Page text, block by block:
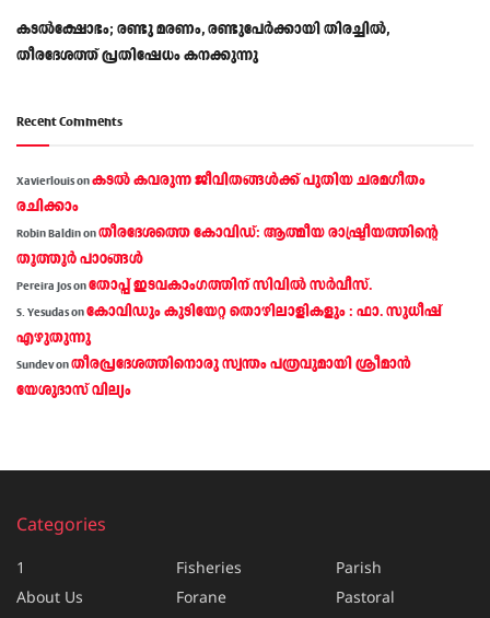
കടൽക്ഷോഭം; രണ്ടു മരണം, രണ്ടുപേർക്കായി തിരച്ചിൽ,
തീരദേശത്ത് പ്രതിഷേധം കനക്കുന്നു
Recent Comments
Xavierlouisonകടല്‍ കവരുന്ന ജീവിതങ്ങള്‍ക്ക് പുതിയ ചരമഗീതം
രചിക്കാം
Robin Baldinonതീരദേശത്തെ കോവിഡ്: ആത്മീയ രാഷ്ട്രീയത്തിന്റെ
തൂത്തൂര്‍ പാഠങ്ങൾ
Pereira Josonതോപ്പ് ഇടവകാംഗത്തിന് സിവിൽ സർവീസ്.
S. Yesudasonകോവിഡും കുടിയേറ്റ തൊഴിലാളികളും : ഫാ. സുധീഷ്
എഴുതുന്നു
Sundevonതീരപ്രദേശത്തിനൊരു സ്വന്തം പത്രവുമായി ശ്രീമാന്‍
യേശുദാസ് വില്യം
Categories
1
About Us
Fisheries
Forane
Parish
Pastoral